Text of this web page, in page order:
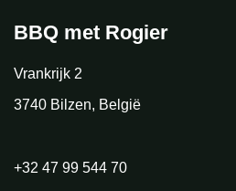
BBQ met Rogier
Vrankrijk 2
3740 Bilzen, België
+32 47 99 544 70